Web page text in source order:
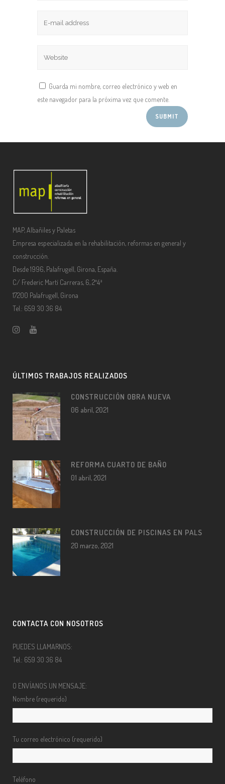
Guarda mi nombre, correo electrónico y web en
este navegador para la próxima vez que comente.
MAP, Albañiles y Paletas
Empresa especializada en la rehabilitación, reformas en general y
construcción.
Desde 1996, Palafrugell, Girona, España.
C/ Frederic Martí Carreras, 6, 2º4ª
17200 Palafrugell, Girona
Tel.: 659 30 36 84
ÚLTIMOS TRABAJOS REALIZADOS
CONSTRUCCIÓN OBRA NUEVA
06 abril, 2021
REFORMA CUARTO DE BAÑO
01 abril, 2021
CONSTRUCCIÓN DE PISCINAS EN PALS
20 marzo, 2021
CONTACTA CON NOSOTROS
PUEDES LLAMARNOS:
Tel.: 659 30 36 84
O ENVÍANOS UN MENSAJE:
Nombre (requerido)
Tu correo electrónico (requerido)
Teléfono